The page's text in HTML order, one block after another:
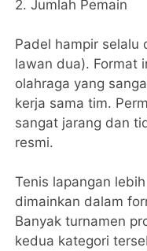
2. Jumlah Pemain
Padel hampir selalu
lawan dua). Format
olahraga yang
kerja sama tim.
sangat jarang dan
resmi.
Tenis lapangan
dimainkan dalam
Banyak turnamen
kedua kategori